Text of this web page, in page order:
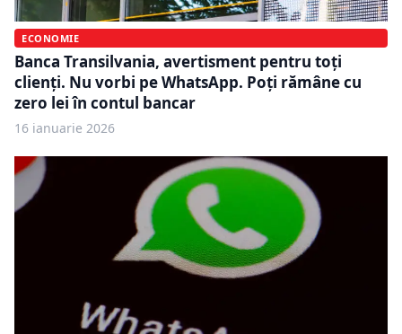
ECONOMIE
Banca Transilvania, avertisment pentru toți
clienți. Nu vorbi pe WhatsApp. Poți rămâne cu
zero lei în contul bancar
16 ianuarie 2026